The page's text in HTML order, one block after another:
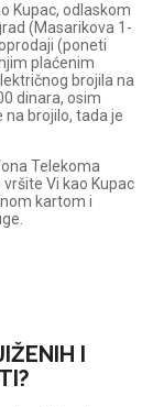
Kupac, odlaskom
(Masarikova 1-
(poneti
plaćenim
brojila na
dinara, osim
na brojilo, tada je
Telekoma
Vi kao Kupac
kartom i
I